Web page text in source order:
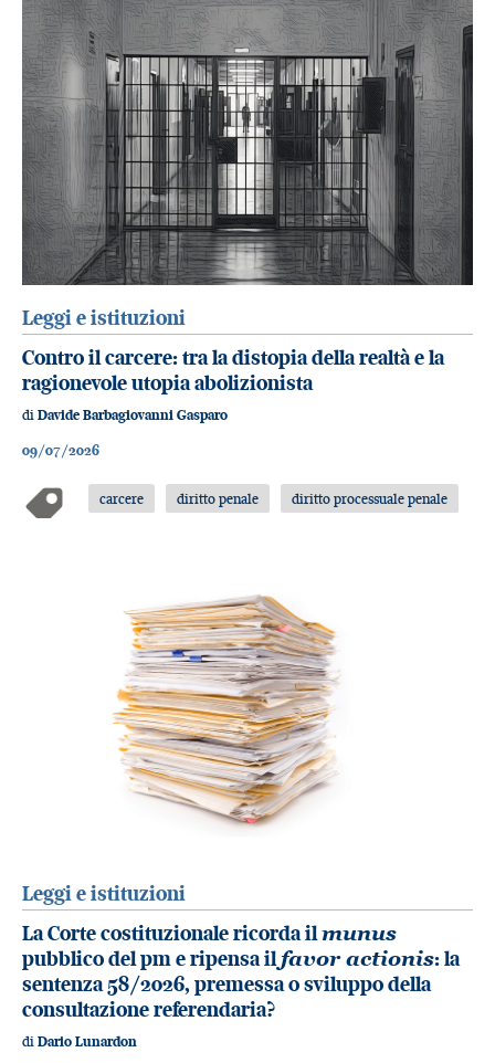
Leggi e istituzioni
Contro il carcere: tra la distopia della realtà e la
ragionevole utopia abolizionista
di Davide Barbagiovanni Gasparo
09/07/2026
carcere diritto penale diritto processuale penale
Leggi e istituzioni
La Corte costituzionale ricorda ilmunus
pubblico del pm e ripensa ilfavor actionis: la
sentenza 58/2026, premessa o sviluppo della
consultazione referendaria?
di Dario Lunardon